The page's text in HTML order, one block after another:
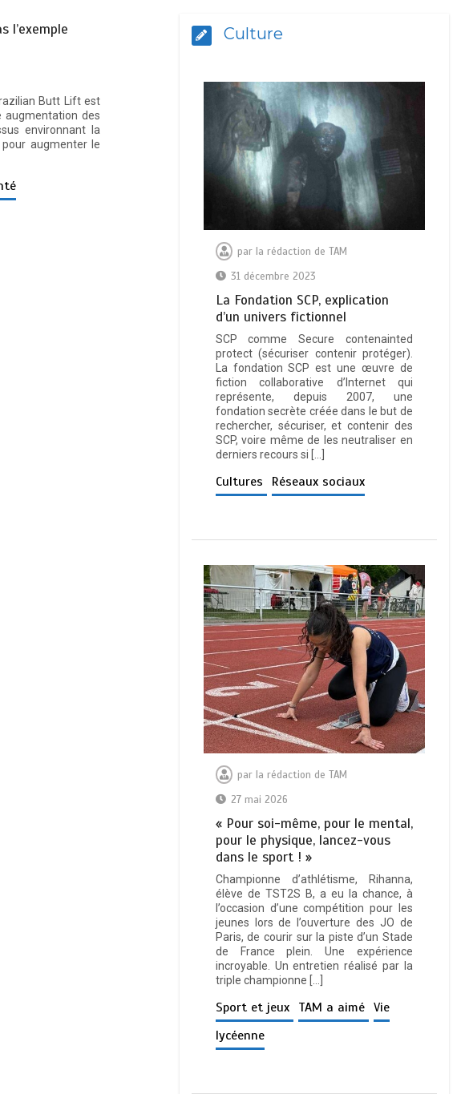
l’exemple
Butt Lift est
augmentation des
environnant la
augmenter le
Culture
par la rédaction de TAM
31 décembre 2023
La Fondation SCP, explication
d’un univers fictionnel
SCP comme Secure contenainted
protect (sécuriser contenir protéger).
La fondation SCP est une œuvre de
fiction collaborative d’Internet qui
représente, depuis 2007, une
fondation secrète créée dans le but de
rechercher, sécuriser, et contenir des
SCP, voire même de les neutraliser en
derniers recours si […]
Cultures Réseaux sociaux
par la rédaction de TAM
27 mai 2026
« Pour soi-même, pour le mental,
pour le physique, lancez-vous
dans le sport ! »
Championne d’athlétisme, Rihanna,
élève de TST2S B, a eu la chance, à
l’occasion d’une compétition pour les
jeunes lors de l’ouverture des JO de
Paris, de courir sur la piste d’un Stade
de France plein. Une expérience
incroyable. Un entretien réalisé par la
triple championne […]
Sport et jeux TAM a aimé Vie
lycéenne